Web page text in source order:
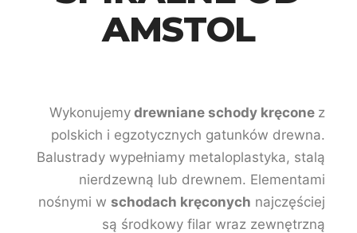
AMSTOL
Wykonujemy drewniane schody kręcone z
polskich i egzotycznych gatunków drewna.
Balustrady wypełniamy metaloplastyka, stalą
nierdzewną lub drewnem. Elementami
nośnymi w schodach kręconych najczęściej
są środkowy filar wraz zewnętrzną